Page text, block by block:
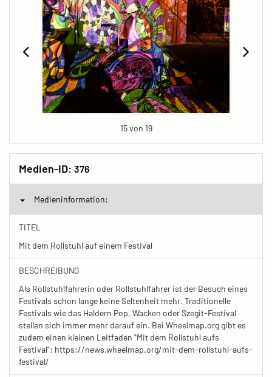
15 von 19
Medien-ID: 376
Medieninformation:
TITEL
Mit dem Rollstuhl auf einem Festival
BESCHREIBUNG
Als Rollstuhlfahrerin oder Rollstuhlfahrer ist der Besuch eines
Festivals schon lange keine Seltenheit mehr. Traditionelle
Festivals wie das Haldern Pop, Wacken oder Szegit-Festival
stellen sich immer mehr darauf ein. Bei Wheelmap.org gibt es
zudem einen kleinen Leitfaden "Mit dem Rollstuhl aufs
Festival": https://news.wheelmap.org/mit-dem-rollstuhl-aufs-
festival/